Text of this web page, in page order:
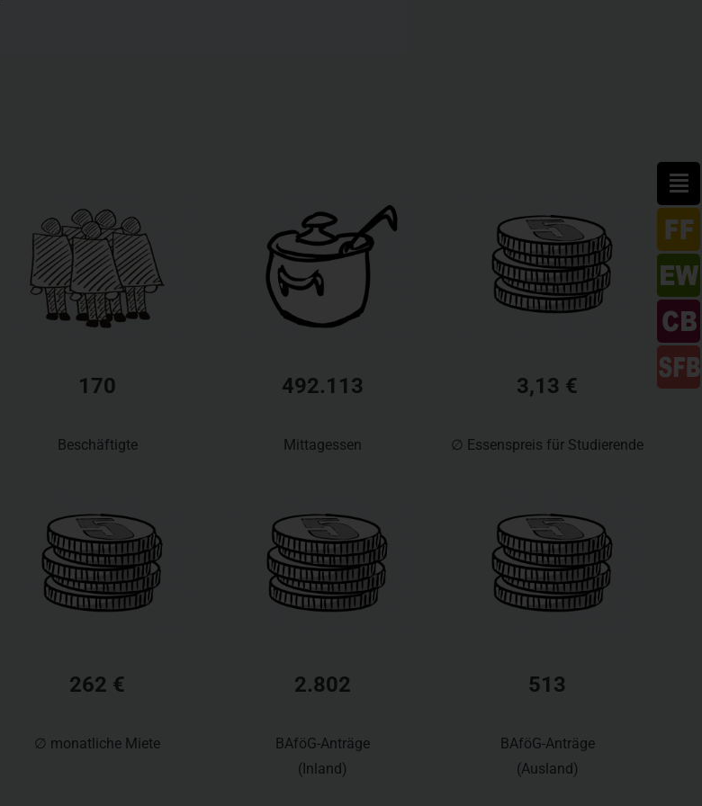
170
Beschäftigte
492.113
Mittagessen
3,13 €
∅ Essenspreis für Studierende
262 €
∅ monatliche Miete
2.802
BAföG-Anträge
(Inland)
513
BAföG-Anträge
(Ausland)